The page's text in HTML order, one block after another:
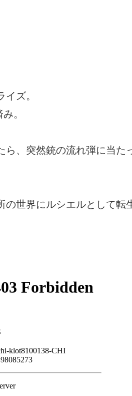
ズ。
。
、突然銃の流れ弾に当た
世界にルシエルとして転